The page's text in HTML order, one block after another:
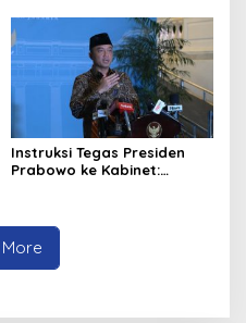
Pribadi”?
Instruksi Tegas Presiden
Prabowo ke Kabinet: